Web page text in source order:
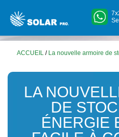
ACCUEIL / La nouvelle armoire de
LA
DE
ÉNERGIE